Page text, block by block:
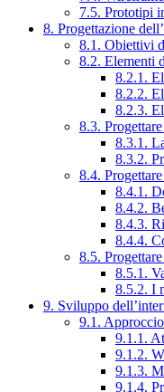
7.5. Prototipi
8. Progettazione
8.1. Obiettivi
8.2. Elementi
8.2.1.
8.2.2.
8.2.3.
8.3.
8.3.1.
8.3.2.
8.4.
8.4.1.
8.4.2.
8.4.3.
8.4.4.
8.5.
8.5.1.
8.5.2. I
9. Sviluppo
9.1.
9.1.1.
9.1.2.
9.1.3.
9.1.4.